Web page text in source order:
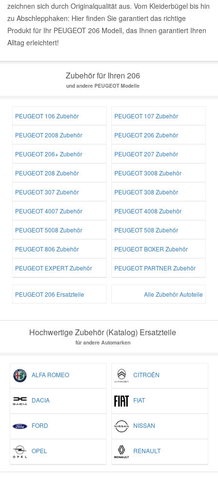
zeichnen sich durch Originalqualität aus. Vom Kleiderbügel bis hin
zu Abschlepphaken: Hier finden Sie garantiert das richtige
Produkt für Ihr PEUGEOT 206 Modell, das Ihnen garantiert Ihren
Alltag erleichtert!
Zubehör für Ihren 206
und andere PEUGEOT Modelle
PEUGEOT 106 Zubehör PEUGEOT 107 Zubehör
PEUGEOT 2008 Zubehör PEUGEOT 206 Zubehör
PEUGEOT 206+ Zubehör PEUGEOT 207 Zubehör
PEUGEOT 208 Zubehör PEUGEOT 3008 Zubehör
PEUGEOT 307 Zubehör PEUGEOT 308 Zubehör
PEUGEOT 4007 Zubehör PEUGEOT 4008 Zubehör
PEUGEOT 5008 Zubehör PEUGEOT 508 Zubehör
PEUGEOT 806 Zubehör PEUGEOT BOXER Zubehör
PEUGEOT EXPERT Zubehör PEUGEOT PARTNER Zubehör
PEUGEOT 206 Ersatzteile Alle Zubehör Autoteile
Hochwertige Zubehör (Katalog) Ersatzteile
für andere Automarken
ALFA ROMEO CITROËN
DACIA FIAT
FORD NISSAN
OPEL RENAULT